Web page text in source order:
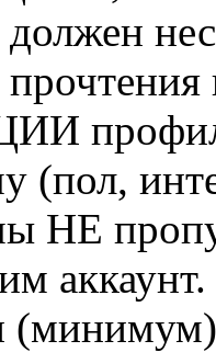
профиль
(пол,
НЕ